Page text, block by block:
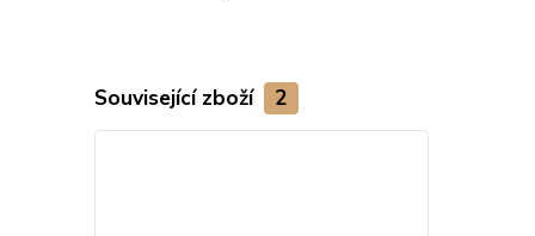
Související zboží 2